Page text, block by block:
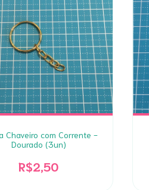
Chaveiro com Corrente -
Dourado (3un)
R$2,50